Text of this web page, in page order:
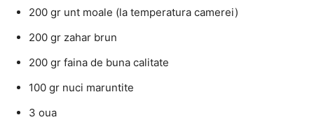
200 gr unt moale (la temperatura camerei)
200 gr zahar brun
200 gr faina de buna calitate
100 gr nuci maruntite
3 oua